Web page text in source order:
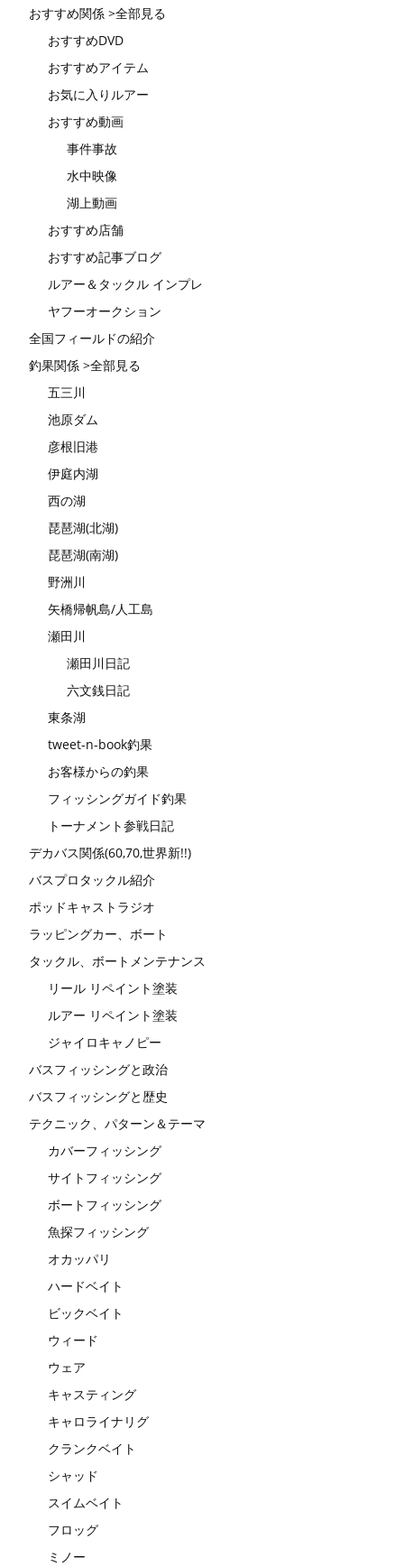
おすすめ関係 >全部見る
おすすめDVD
おすすめアイテム
お気に入りルアー
おすすめ動画
事件事故
水中映像
湖上動画
おすすめ店舗
おすすめ記事ブログ
ルアー＆タックル インプレ
ヤフーオークション
全国フィールドの紹介
釣果関係 >全部見る
五三川
池原ダム
彦根旧港
伊庭内湖
西の湖
琵琶湖(北湖)
琵琶湖(南湖)
野洲川
矢橋帰帆島/人工島
瀬田川
瀬田川日記
六文銭日記
東条湖
tweet-n-book釣果
お客様からの釣果
フィッシングガイド釣果
トーナメント参戦日記
デカバス関係(60,70,世界新!!)
バスプロタックル紹介
ポッドキャストラジオ
ラッピングカー、ボート
タックル、ボートメンテナンス
リール リペイント塗装
ルアー リペイント塗装
ジャイロキャノピー
バスフィッシングと政治
バスフィッシングと歴史
テクニック、パターン＆テーマ
カバーフィッシング
サイトフィッシング
ボートフィッシング
魚探フィッシング
オカッパリ
ハードベイト
ビックベイト
ウィード
ウェア
キャスティング
キャロライナリグ
クランクベイト
シャッド
スイムベイト
フロッグ
ミノー